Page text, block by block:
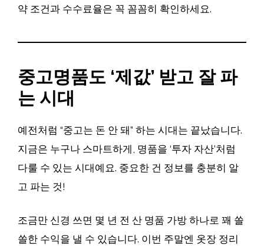
약 조건과 수수료율은 꼭 꼼꼼히 확인하세요.
중고명품도 ‘제값’ 받고 잘 파
는 시대
예전처럼 “중고는 돈 안 돼” 하는 시대는 끝났습니다.
지금은 누구나 스마트하게, 명품을 ‘투자 자산’처럼
다룰 수 있는 시대예요. 중요한 건 정보를 충분히 알
고 파는 것!
조금만 신경 쓰면 몇 년 전 산 명품 가방 하나로 꽤 쏠
쏠한 수익을 낼 수 있습니다. 이번 주말엔 옷장 정리